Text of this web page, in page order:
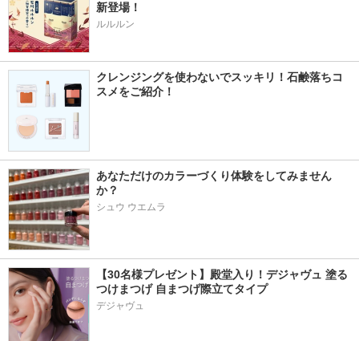
新登場！
ルルルン
クレンジングを使わないでスッキリ！石鹸落ちコ
スメをご紹介！
あなただけのカラーづくり体験をしてみません
か？
シュウ ウエムラ
【30名様プレゼント】殿堂入り！デジャヴュ 塗る
つけまつげ 自まつげ際立てタイプ
デジャヴュ